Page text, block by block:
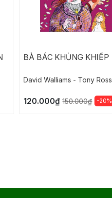
BÀ BÁC KHỦNG KHIẾP
David Walliams - Tony Ross
120.000₫ 150.000₫ -20%